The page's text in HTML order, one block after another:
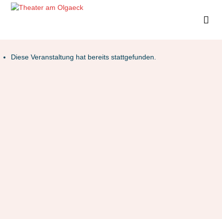
Diese Veranstaltung hat bereits stattgefunden.